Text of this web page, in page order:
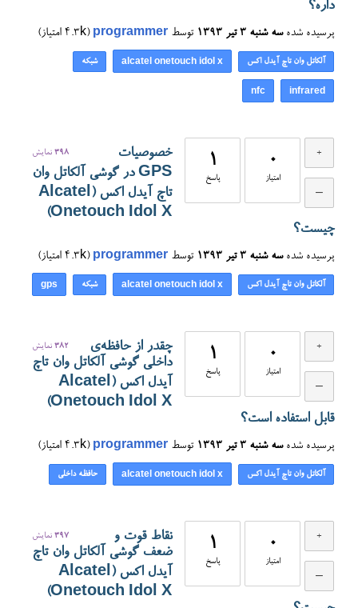
داره؟
پرسیده شده سه شنبه ۳ تیر ۱۳۹۳ توسط programmer
(
4.3k امتیاز)
آلکاتل وان تاچ آیدل اکس alcatel onetouch idol x شبکه
infrared
nfc
0
امتیاز
1
پاسخ
398 نمایش
خصوصیات
GPS در گوشی آلکاتل وان
تاچ آیدل اکس (Alcatel
Onetouch Idol X)
چیست؟
پرسیده شده سه شنبه ۳ تیر ۱۳۹۳ توسط programmer
(
4.3k امتیاز)
آلکاتل وان تاچ آیدل اکس alcatel onetouch idol x شبکه gps
0
امتیاز
1
پاسخ
382 نمایش
چقدر از حافظه‌ی
داخلی گوشی آلکاتل وان تاچ
آیدل اکس (Alcatel
Onetouch Idol X)
قابل استفاده است؟
پرسیده شده سه شنبه ۳ تیر ۱۳۹۳ توسط programmer
(
4.3k امتیاز)
آلکاتل وان تاچ آیدل اکس alcatel onetouch idol x حافظه داخلی
0
امتیاز
1
پاسخ
397 نمایش
نقاط قوت و
ضعف گوشی آلکاتل وان تاچ
آیدل اکس (Alcatel
Onetouch Idol X)